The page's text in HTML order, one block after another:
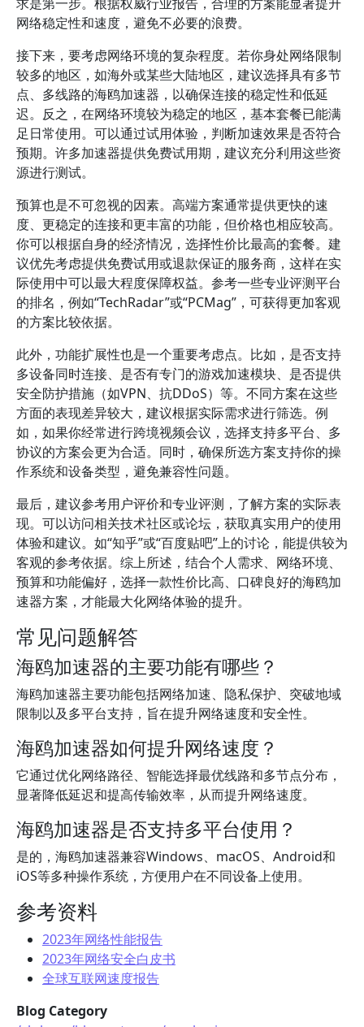
网络稳定性和速度，避免不必要的浪费。
接下来，要考虑网络环境的复杂程度。若你身处网络限制
较多的地区，如海外或某些大陆地区，建议选择具有多节
点、多线路的海鸥加速器，以确保连接的稳定性和低延
迟。反之，在网络环境较为稳定的地区，基本套餐已能满
足日常使用。可以通过试用体验，判断加速效果是否符合
预期。许多加速器提供免费试用期，建议充分利用这些资
源进行测试。
预算也是不可忽视的因素。高端方案通常提供更快的速
度、更稳定的连接和更丰富的功能，但价格也相应较高。
你可以根据自身的经济情况，选择性价比最高的套餐。建
议优先考虑提供免费试用或退款保证的服务商，这样在实
际使用中可以最大程度保障权益。参考一些专业评测平台
的排名，例如“TechRadar”或“PCMag”，可获得更加客观
的方案比较依据。
此外，功能扩展性也是一个重要考虑点。比如，是否支持
多设备同时连接、是否有专门的游戏加速模块、是否提供
安全防护措施（如VPN、抗DDoS）等。不同方案在这些
方面的表现差异较大，建议根据实际需求进行筛选。例
如，如果你经常进行跨境视频会议，选择支持多平台、多
协议的方案会更为合适。同时，确保所选方案支持你的操
作系统和设备类型，避免兼容性问题。
最后，建议参考用户评价和专业评测，了解方案的实际表
现。可以访问相关技术社区或论坛，获取真实用户的使用
体验和建议。如“知乎”或“百度贴吧”上的讨论，能提供较为
客观的参考依据。综上所述，结合个人需求、网络环境、
预算和功能偏好，选择一款性价比高、口碑良好的海鸥加
速器方案，才能最大化网络体验的提升。
常见问题解答
海鸥加速器的主要功能有哪些？
海鸥加速器主要功能包括网络加速、隐私保护、突破地域
限制以及多平台支持，旨在提升网络速度和安全性。
海鸥加速器如何提升网络速度？
它通过优化网络路径、智能选择最优线路和多节点分布，
显著降低延迟和提高传输效率，从而提升网络速度。
海鸥加速器是否支持多平台使用？
是的，海鸥加速器兼容Windows、macOS、Android和
iOS等多种操作系统，方便用户在不同设备上使用。
参考资料
2023年网络性能报告
2023年网络安全白皮书
全球互联网速度报告
Blog Category